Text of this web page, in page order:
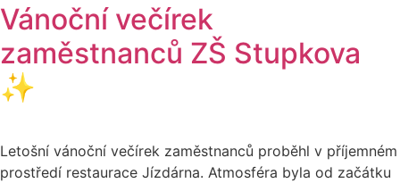
Vánoční večírek
zaměstnanců ZŠ Stupkova
✨
Letošní vánoční večírek zaměstnanců proběhl v příjemném
prostředí restaurace Jízdárna. Atmosféra byla od začátku